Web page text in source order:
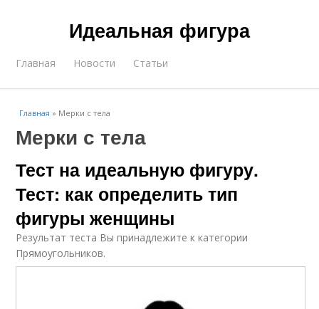
Идеальная фигура
Главная Новости Статьи
Главная » Мерки с тела
Мерки с тела
Тест на идеальную фигуру.
Тест: как определить тип
фигуры женщины
Результат теста Вы принадлежите к категории
Прямоугольников.